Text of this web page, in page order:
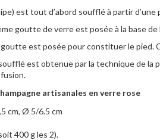
est tout d’abord soufflé à partir
goutte de verre est posée à la base
est posée pour constituer le pied.
est obtenue par la technique de
artisanales en verre rose
cm, Ø 5/6.5 cm
400 g les 2).